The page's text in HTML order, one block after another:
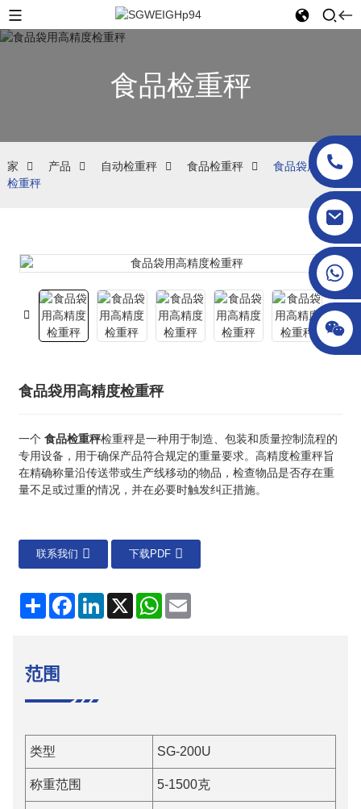
食品检重秤
家 产品 自动检重秤 食品检重秤
食品袋用高精度
检重秤
食品袋用高精度检重秤
一个 食品检重秤检重秤是一种用于制造、包装和质量控制流程的
专用设备，用于确保产品符合规定的重量要求。高精度检重秤旨
在精确称量沿传送带或生产线移动的物品，检查物品是否存在重
量不足或过重的情况，并在必要时触发纠正措施。
联系我们 下载PDF
分
享
FacebookLinkedIn
X WhatsApp
电
范围
类型 SG-200U
称重范围 5-1500克